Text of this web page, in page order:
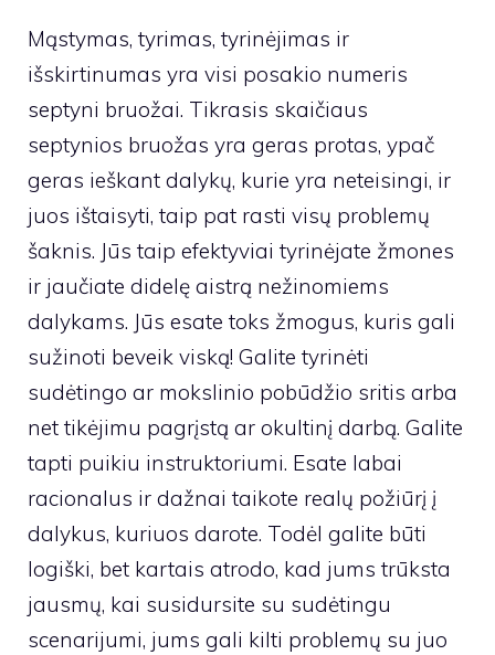
Mąstymas, tyrimas, tyrinėjimas ir
išskirtinumas yra visi posakio numeris
septyni bruožai. Tikrasis skaičiaus
septynios bruožas yra geras protas, ypač
geras ieškant dalykų, kurie yra neteisingi, ir
juos ištaisyti, taip pat rasti visų problemų
šaknis. Jūs taip efektyviai tyrinėjate žmones
ir jaučiate didelę aistrą nežinomiems
dalykams. Jūs esate toks žmogus, kuris gali
sužinoti beveik viską! Galite tyrinėti
sudėtingo ar mokslinio pobūdžio sritis arba
net tikėjimu pagrįstą ar okultinį darbą. Galite
tapti puikiu instruktoriumi. Esate labai
racionalus ir dažnai taikote realų požiūrį į
dalykus, kuriuos darote. Todėl galite būti
logiški, bet kartais atrodo, kad jums trūksta
jausmų, kai susidursite su sudėtingu
scenarijumi, jums gali kilti problemų su juo